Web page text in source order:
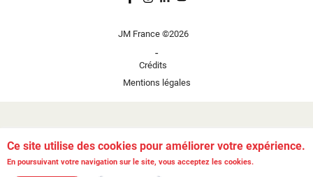
JM France ©2026
-
Crédits
Mentions légales
Ce site utilise des cookies pour améliorer votre expérience.
En poursuivant votre navigation sur le site, vous acceptez les cookies.